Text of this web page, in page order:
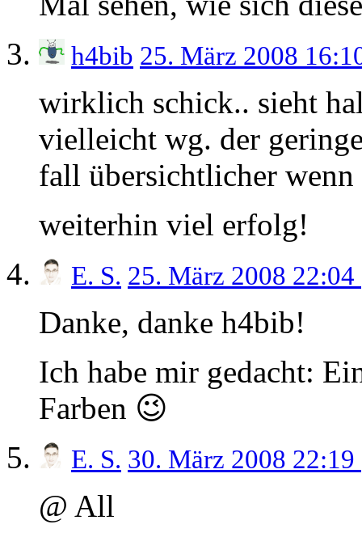
h4bib 25. März 2008
wirklich schick.. sieht
vielleicht wg. der
fall übersichtlicher
weiterhin viel erfolg!
E. S. 25. März 2008 22:04
Danke, danke h4bib!
Ich habe mir gedacht:
Farben 😉
E. S. 30. März 2008 22:19
@ All